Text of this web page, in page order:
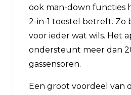
ook man-down functies
2-in-1 toestel betreft. Zo
voor ieder wat wils. Het
ondersteunt meer dan
gassensoren.
Een groot voordeel van